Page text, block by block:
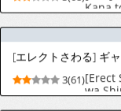
3(61)[Erect
wa
絕不隱
戰!
3(64)